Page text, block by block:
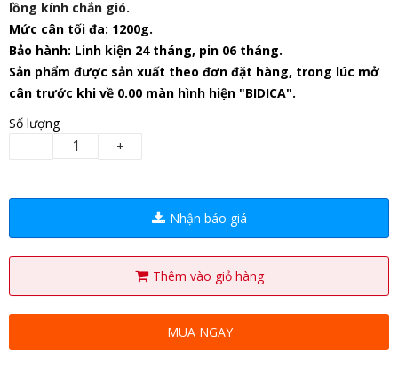
lồng kính chắn gió.
Mức cân tối đa: 1200g.
Bảo hành: Linh kiện 24 tháng, pin 06 tháng.
Sản phẩm được sản xuất theo đơn đặt hàng, trong lúc mở
cân trước khi về 0.00 màn hình hiện "BIDICA".
Số lượng
-
+
Nhận báo giá
Thêm vào giỏ hàng
MUA NGAY